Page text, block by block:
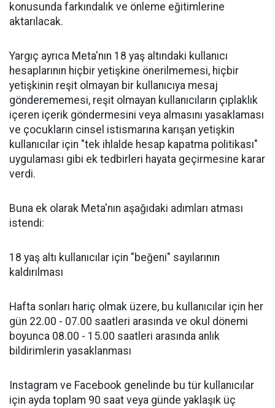
konusunda farkındalık ve önleme eğitimlerine
aktarılacak.
Yargıç ayrıca Meta'nın 18 yaş altındaki kullanıcı
hesaplarının hiçbir yetişkine önerilmemesi, hiçbir
yetişkinin reşit olmayan bir kullanıcıya mesaj
gönderememesi, reşit olmayan kullanıcıların çıplaklık
içeren içerik göndermesini veya almasını yasaklaması
ve çocukların cinsel istismarına karışan yetişkin
kullanıcılar için "tek ihlalde hesap kapatma politikası"
uygulaması gibi ek tedbirleri hayata geçirmesine karar
verdi.
Buna ek olarak Meta'nın aşağıdaki adımları atması
istendi:
18 yaş altı kullanıcılar için "beğeni" sayılarının
kaldırılması
Hafta sonları hariç olmak üzere, bu kullanıcılar için her
gün 22.00 - 07.00 saatleri arasında ve okul dönemi
boyunca 08.00 - 15.00 saatleri arasında anlık
bildirimlerin yasaklanması
Instagram ve Facebook genelinde bu tür kullanıcılar
için ayda toplam 90 saat veya günde yaklaşık üç